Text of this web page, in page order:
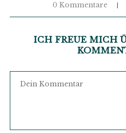
0 Kommentare
ICH FREUE MICH